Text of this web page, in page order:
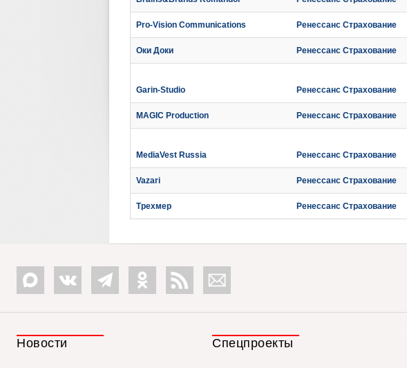
Pro-Vision Communications Ренессанс Страхование
Оки Доки Ренессанс Страхование
Garin-Studio Ренессанс Страхование
MAGIC Production Ренессанс Страхование
MediaVest Russia Ренессанс Страхование
Vazari Ренессанс Страхование
Трехмер Ренессанс Страхование
Новости Спецпроекты